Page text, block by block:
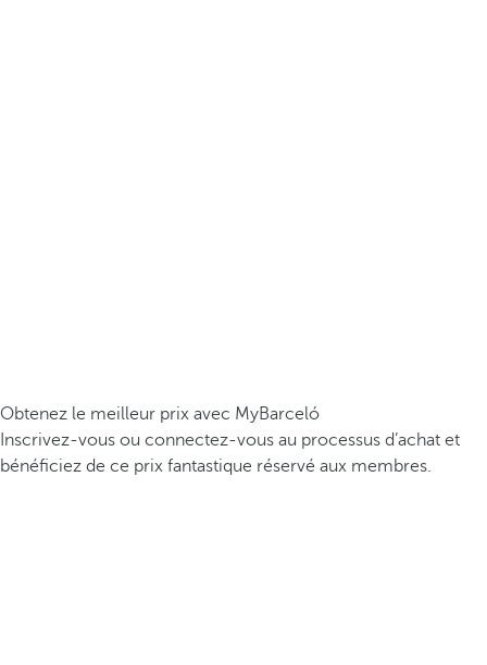
Obtenez le meilleur prix avec MyBarceló
Inscrivez-vous ou connectez-vous au processus d’achat et
bénéficiez de ce prix fantastique réservé aux membres.